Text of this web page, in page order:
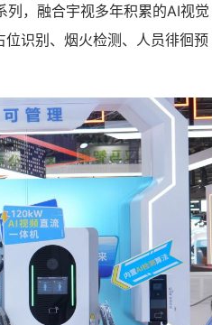
，融合宇视多年积累的AI视觉
位识别、烟火检测、人员徘徊预